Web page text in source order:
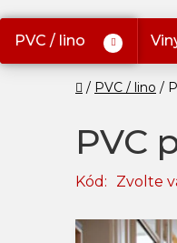
PVC / lino
Domů
PVC / lino
PVC
Kód: Zvolte